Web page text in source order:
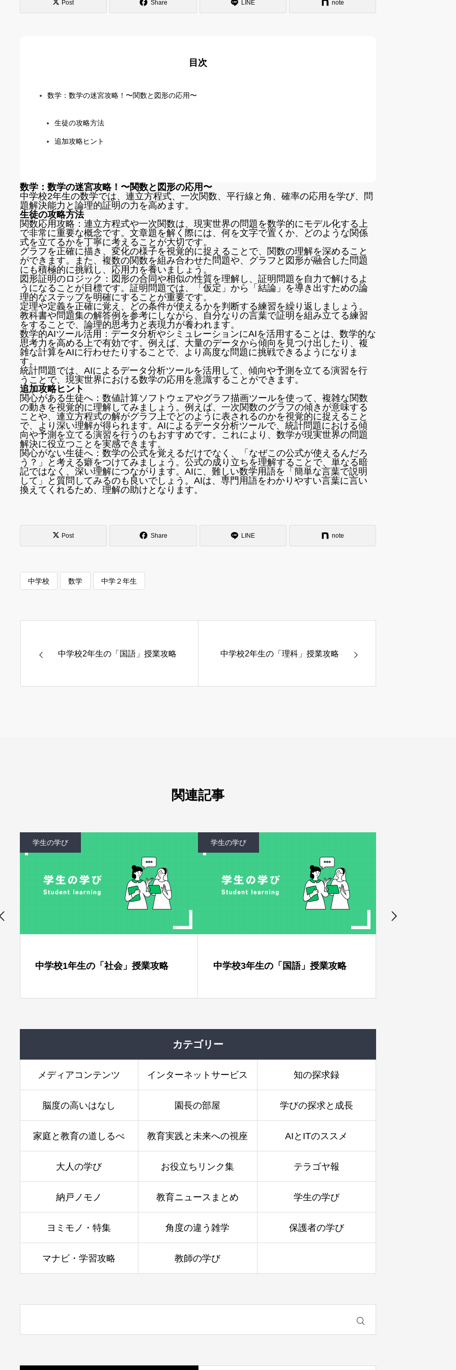
Post Share LINE note
目次
数学：数学の迷宮攻略！〜関数と図形の応用〜
生徒の攻略方法
追加攻略ヒント
数学：数学の迷宮攻略！〜関数と図形の応用〜
中学校2年生の数学では、連立方程式、一次関数、平行線と角、確率の応用を学び、問
題解決能力と論理的証明の力を高めます。
生徒の攻略方法
関数応用攻略：連立方程式や一次関数は、現実世界の問題を数学的にモデル化する上
で非常に重要な概念です。文章題を解く際には、何を文字で置くか、どのような関係
式を立てるかを丁寧に考えることが大切です。
グラフを正確に描き、変化の様子を視覚的に捉えることで、関数の理解を深めること
ができます。また、複数の関数を組み合わせた問題や、グラフと図形が融合した問題
にも積極的に挑戦し、応用力を養いましょう。
図形証明のロジック：図形の合同や相似の性質を理解し、証明問題を自力で解けるよ
うになることが目標です。証明問題では、「仮定」から「結論」を導き出すための論
理的なステップを明確にすることが重要です。
定理や定義を正確に覚え、どの条件が使えるかを判断する練習を繰り返しましょう。
教科書や問題集の解答例を参考にしながら、自分なりの言葉で証明を組み立てる練習
をすることで、論理的思考力と表現力が養われます。
数学的AIツール活用：データ分析やシミュレーションにAIを活用することは、数学的な
思考力を高める上で有効です。例えば、大量のデータから傾向を見つけ出したり、複
雑な計算をAIに行わせたりすることで、より高度な問題に挑戦できるようになりま
す。
統計問題では、AIによるデータ分析ツールを活用して、傾向や予測を立てる演習を行
うことで、現実世界における数学の応用を意識することができます。
追加攻略ヒント
関心がある生徒へ：数値計算ソフトウェアやグラフ描画ツールを使って、複雑な関数
の動きを視覚的に理解してみましょう。例えば、一次関数のグラフの傾きが意味する
ことや、連立方程式の解がグラフ上でどのように表されるのかを視覚的に捉えること
で、より深い理解が得られます。AIによるデータ分析ツールで、統計問題における傾
向や予測を立てる演習を行うのもおすすめです。これにより、数学が現実世界の問題
解決に役立つことを実感できます。
関心がない生徒へ：数学の公式を覚えるだけでなく、「なぜこの公式が使えるんだろ
う？」と考える癖をつけてみましょう。公式の成り立ちを理解することで、単なる暗
記ではなく、深い理解につながります。AIに、難しい数学用語を「簡単な言葉で説明
して」と質問してみるのも良いでしょう。AIは、専門用語をわかりやすい言葉に言い
換えてくれるため、理解の助けとなります。
Post Share LINE note
中学校 数学 中学２年生
中学校2年生の「国語」授業攻略 中学校2年生の「理科」授業攻略
関連記事
生の「社会」授業攻略 中学校3年生の「国語」授業攻略 高校1年生の「国語」授業攻略
カテゴリー
メディアコンテンツ インターネットサービス 知の探求録
脳度の高いはなし 園長の部屋 学びの探求と成長
家庭と教育の道しるべ 教育実践と未来への視座 AIとITのススメ
大人の学び お役立ちリンク集 テラゴヤ報
納戸ノモノ 教育ニュースまとめ 学生の学び
ヨミモノ・特集 角度の違う雑学 保護者の学び
マナビ・学習攻略 教師の学び